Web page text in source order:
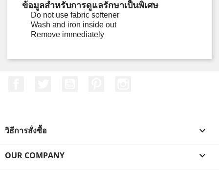
ข้อมูลสำหรับการดูแลรักษาเป็นพิเศษ
Do not use fabric softener
Wash and iron inside out
Remove immediately
วิธีการสั่งซื้อ 
OUR COMPANY 